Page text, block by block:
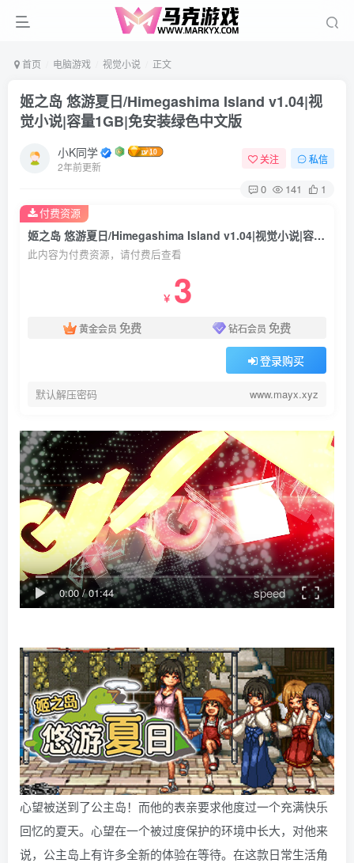
首页 电脑游戏 视觉小说 正文
姬之岛 悠游夏日/Himegashima Island v1.04|视
觉小说|容量1GB|免安装绿色中文版
小K同学
2年前更新
关注 私信
0 141 1
姬之岛 悠游夏日/Himegashima Island v1.04|视觉小说|容量1GB|免安装绿色中文版
此内容为付费资源，请付费后查看
￥ 3
黄金会员 免费 钻石会员 免费
登录购买
默认解压密码 www.mayx.xyz
付费资源
0:00/01:44 speed
心望被送到了公主岛！而他的表亲要求他度过一个充满快乐
回忆的夏天。心望在一个被过度保护的环境中长大，对他来
说，公主岛上有许多全新的体验在等待。在这款日常生活角